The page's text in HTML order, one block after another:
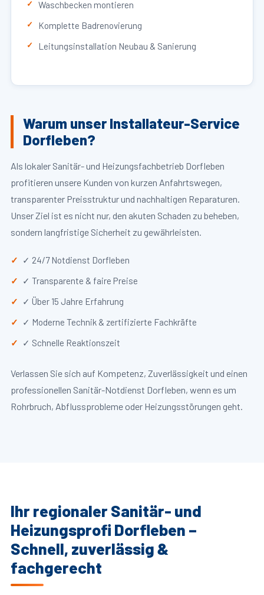
Waschbecken montieren
Komplette Badrenovierung
Leitungsinstallation Neubau & Sanierung
Warum unser Installateur-Service
Dorfleben?
Als lokaler Sanitär- und Heizungsfachbetrieb Dorfleben
profitieren unsere Kunden von kurzen Anfahrtswegen,
transparenter Preisstruktur und nachhaltigen Reparaturen.
Unser Ziel ist es nicht nur, den akuten Schaden zu beheben,
sondern langfristige Sicherheit zu gewährleisten.
✓ 24/7 Notdienst Dorfleben
✓ Transparente & faire Preise
✓ Über 15 Jahre Erfahrung
✓ Moderne Technik & zertifizierte Fachkräfte
✓ Schnelle Reaktionszeit
Verlassen Sie sich auf Kompetenz, Zuverlässigkeit und einen
professionellen Sanitär-Notdienst Dorfleben, wenn es um
Rohrbruch, Abflussprobleme oder Heizungsstörungen geht.
Ihr regionaler Sanitär- und
Heizungsprofi Dorfleben –
Schnell, zuverlässig &
fachgerecht